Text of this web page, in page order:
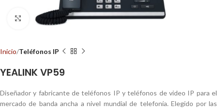
Haga Click para agrandar
Inicio Teléfonos IP
YEALINK VP59
Diseñador y fabricante de teléfonos IP y teléfonos de video IP para el
mercado de banda ancha a nivel mundial de telefonía. Elegido por las